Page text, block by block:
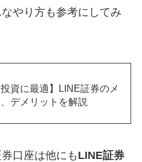
やり方も参考にしてみ
投資に最適】LINE証券のメ
デメリットを解説
口座は他にも LINE証券